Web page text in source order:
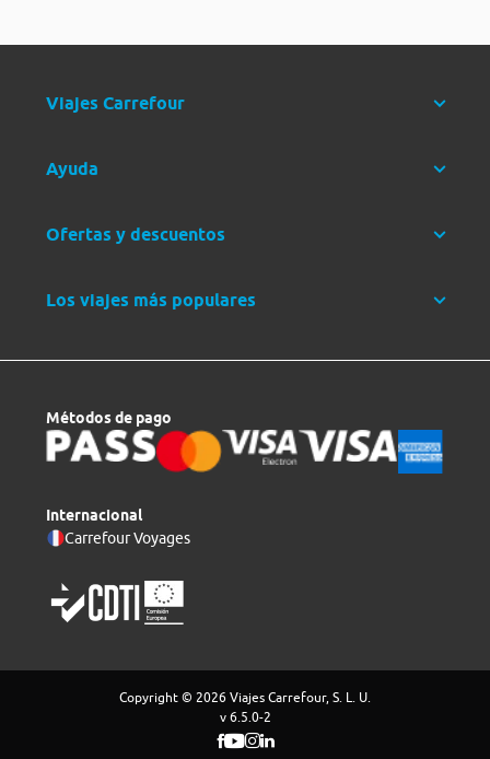
Viajes Carrefour
Ayuda
Ofertas y descuentos
Los viajes más populares
Métodos de pago
Internacional
Carrefour Voyages
Copyright © 2026 Viajes Carrefour, S. L. U.
v 6.5.0-2